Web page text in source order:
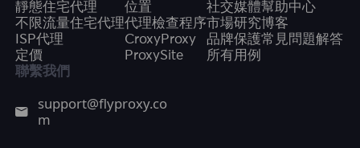
靜態住宅代理
不限流量住宅代理
ISP代理
定價
位置
代理檢查程序
CroxyProxy
ProxySite
社交媒體
市場研究
品牌保護
所有用例
幫助中心
博客
常見問題解答
聯繫我們
support@flyproxy.co
m